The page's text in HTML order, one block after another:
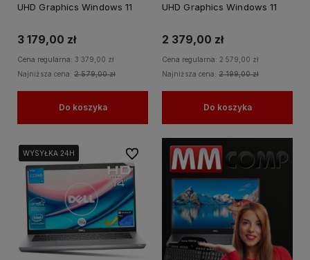
UHD Graphics Windows 11
3 179,00 zł
Cena regularna: 3 379,00 zł
Najniższa cena: 2 579,00 zł
Do koszyka
UHD Graphics Windows 11
2 379,00 zł
Cena regularna: 2 579,00 zł
Najniższa cena: 2 199,00 zł
Do koszyka
WYSYŁKA 24H
WYSYŁKA 24H
WYSYŁKA 24H Do ulubionych